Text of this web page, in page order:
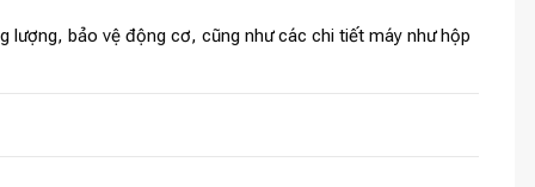
lượng, bảo vệ động cơ, cũng như các chi tiết máy như hộp